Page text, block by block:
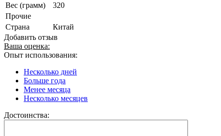
Вес (грамм)
320
Прочие
Страна
Китай
Добавить отзыв
Ваша оценка:
Опыт использования:
Несколько дней
Больше года
Менее месяца
Несколько месяцев
Достоинства: